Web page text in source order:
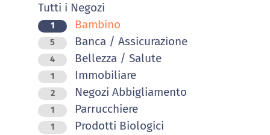
Tutti i Negozi
1 Bambino
5 Banca / Assicurazione
4 Bellezza / Salute
1 Immobiliare
2 Negozi Abbigliamento
1 Parrucchiere
1 Prodotti Biologici